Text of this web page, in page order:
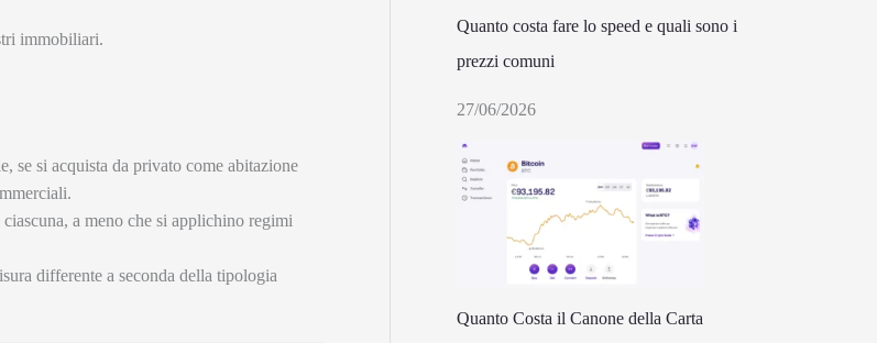
immobiliari.
se si acquista da privato come abitazione
a meno che si applichino regimi
differente a seconda della tipologia
Quanto costa fare lo speed e quali sono i
prezzi comuni
27/06/2026
Quanto Costa il Canone della Carta